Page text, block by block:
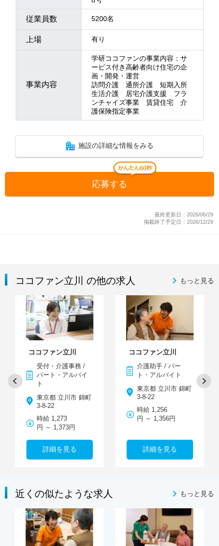
従業員数 5200名
上場 有り
事業内容
学研ココファンの事業内容：サ
ービス付き高齢者向け住宅の企
画・開発・運営
訪問介護 通所介護 短期入所
生活介護 居宅介護支援 フラ
ンチャイズ事業 賃貸住宅 介
護保険指定事業
施設の詳細な情報をみる
応募する
最終更新日：2026/06/29
掲載終了予定日：2026/12/29
ココファン立川 の他の求人 もっと見る
ココファン立川
受付・介護事務 /
パート・アルバイ
ト
東京都 立川市 錦町
3-8-22
時給 1,273
円 ～ 1,373円
詳細を見る
ココファン立川
介護助手 / パー
ト・アルバイト
東京都 立川市 錦町
3-8-22
時給 1,256
円 ～ 1,356円
詳細を見る
近くの似たような求人 もっと見る